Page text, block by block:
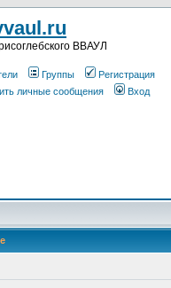
ВВАУЛ
Группы
Регистрация
личные сообщения Вход